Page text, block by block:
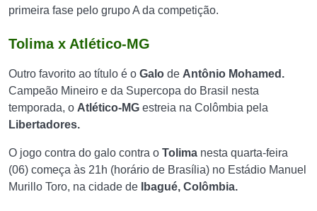
primeira fase pelo grupo A da competição.
Tolima x Atlético-MG
Outro favorito ao título é o Galo de Antônio Mohamed.
Campeão Mineiro e da Supercopa do Brasil nesta
temporada, o Atlético-MG estreia na Colômbia pela
Libertadores.
O jogo contra do galo contra o Tolima nesta quarta-feira
(06) começa às 21h (horário de Brasília) no Estádio Manuel
Murillo Toro, na cidade de
Ibagué, Colômbia.